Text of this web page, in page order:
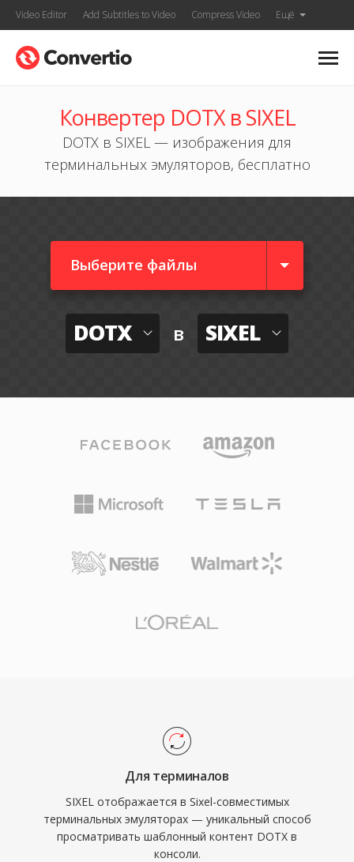
Video Editor Add Subtitles to Video Compress Video Ещё
Конвертер DOTX в SIXEL
DOTX в SIXEL — изображения для
терминальных эмуляторов, бесплатно
Выберите файлы
DOTX в SIXEL
Для терминалов
SIXEL отображается в Sixel-совместимых
терминальных эмуляторах — уникальный способ
просматривать шаблонный контент DOTX в
консоли.